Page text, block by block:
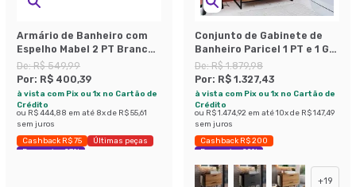
Armário de Banheiro com
Espelho Mabel 2 PT Branco
e Madeirado
De:R$ 549,99
Por: R$ 400,39
à vista com Pix ou 1x no Cartão de
Crédito
ou R$ 444,88 em até 8x de R$ 55,61
sem juros
Cashback R$ 75
Últimas peças
Economize 27%
Conjunto de Gabinete de
Banheiro Paricel 1 PT e 1 GV
com Cuba Ametista Branca
e Espelheira Angel 1 PT
Preto e Mel
De:R$ 1.879,98
Por: R$ 1.327,43
à vista com Pix ou 1x no Cartão de
Crédito
ou R$ 1.474,92 em até10x de R$ 147,49
sem juros
Cashback R$ 200
Economize 29%
+19